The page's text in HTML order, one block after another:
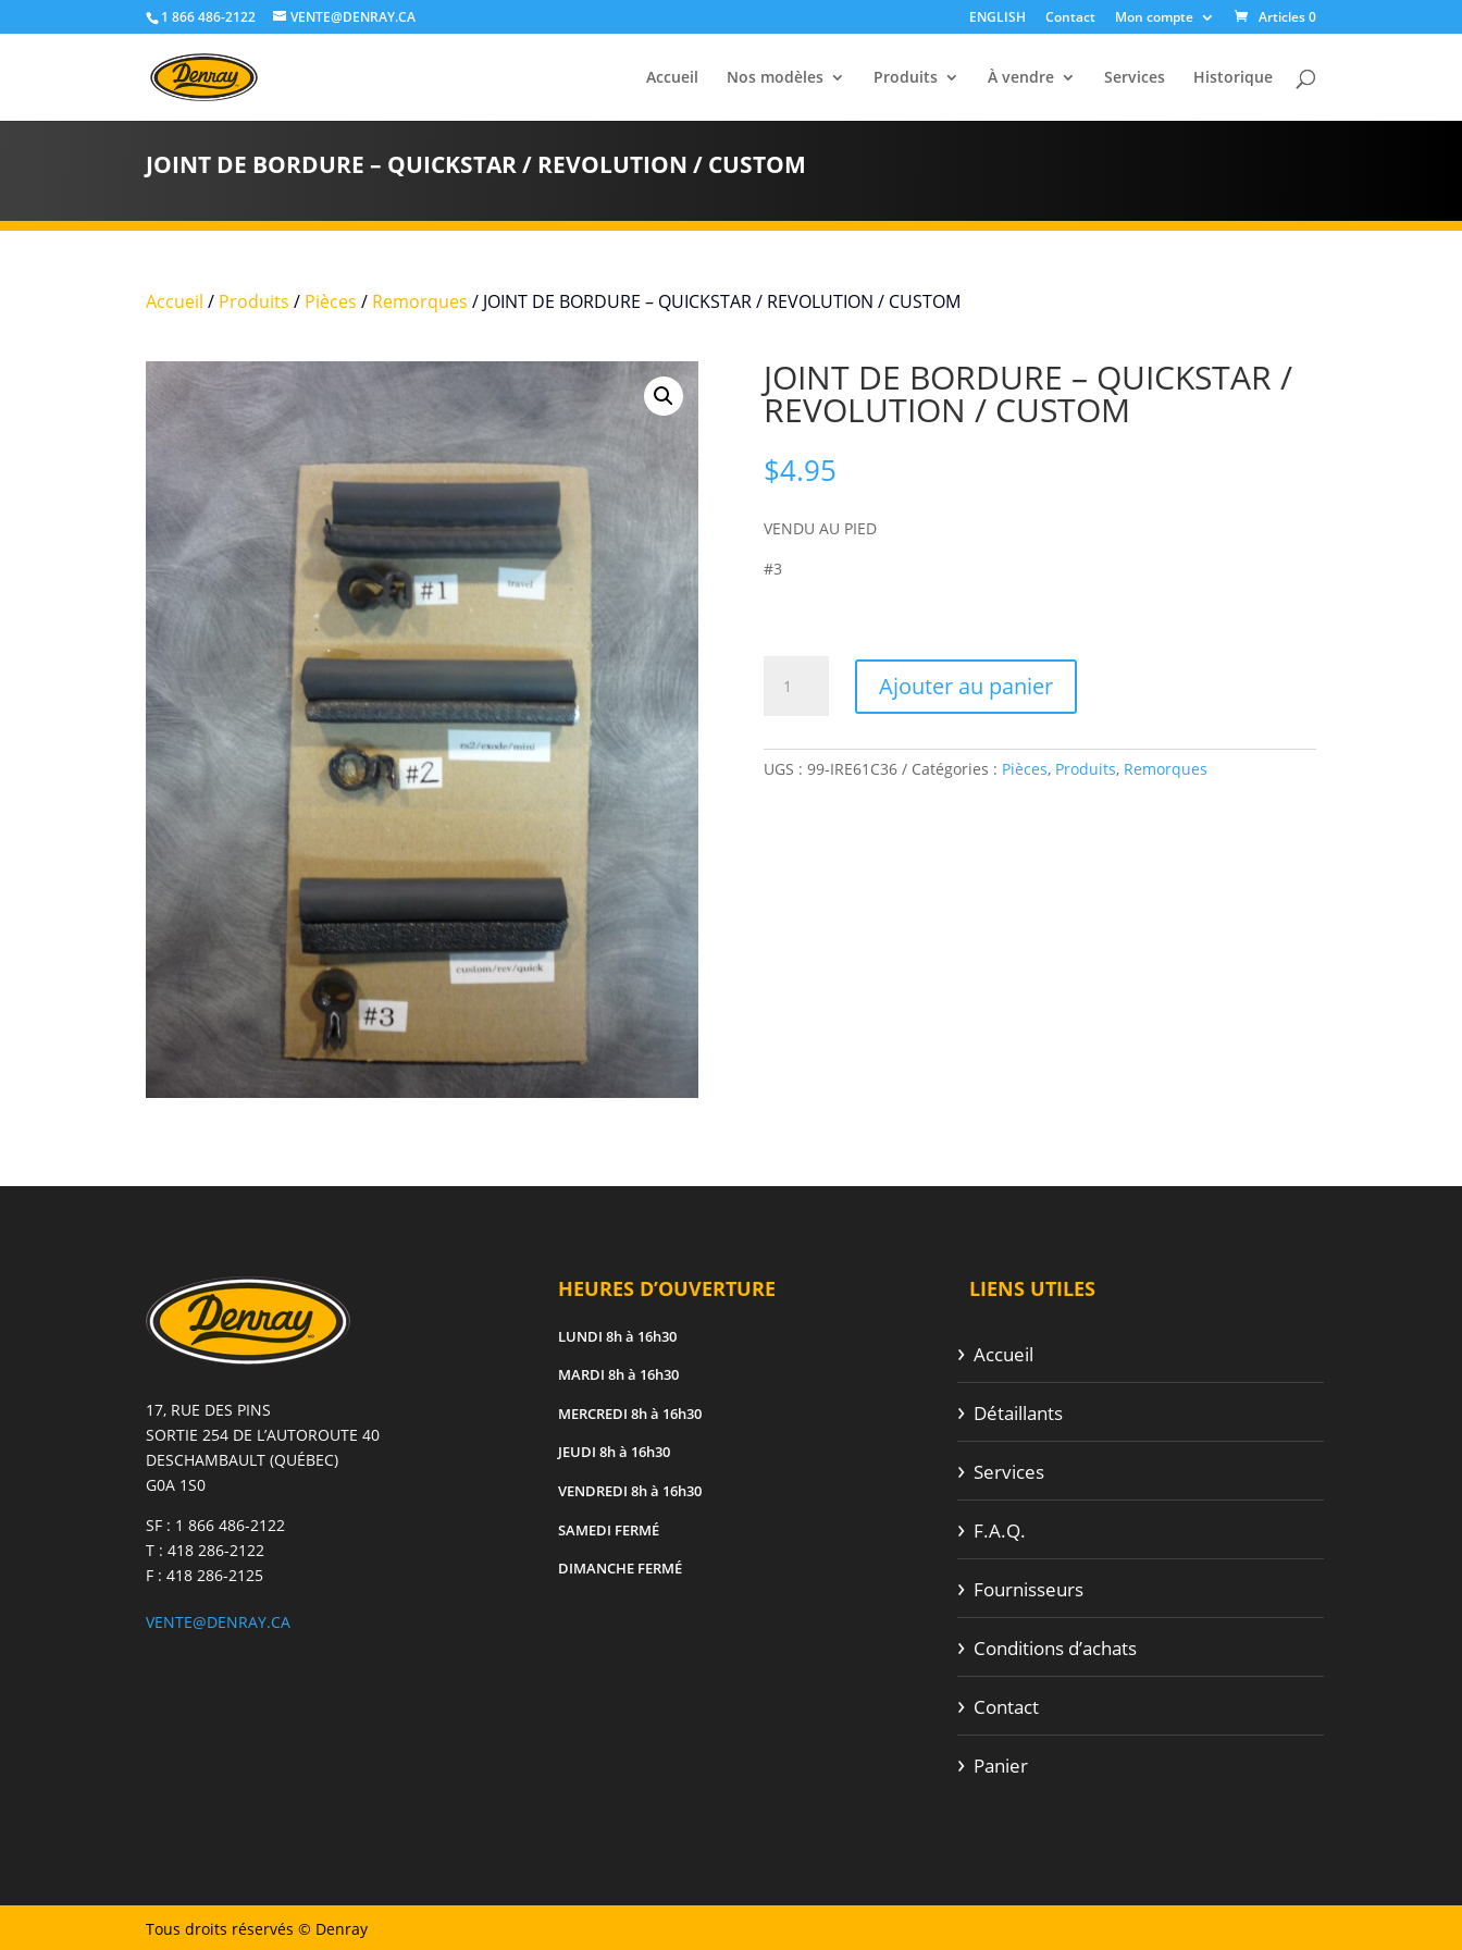
1 866 486-2122 VENTE@DENRAY.CA ENGLISH Contact Mon compte Articles 0
Accueil Nos modèles Produits À vendre Services Historique
JOINT DE BORDURE – QUICKSTAR / REVOLUTION / CUSTOM
Accueil / Produits / Pièces / Remorques / JOINT DE BORDURE – QUICKSTAR / REVOLUTION / CUSTOM
JOINT DE BORDURE – QUICKSTAR /
REVOLUTION / CUSTOM
$4.95
VENDU AU PIED
#3
BORDURE
Ajouter au panier
UGS : 99-IRE61C36 Catégories : Pièces, Produits, Remorques
17, RUE DES PINS
SORTIE 254 DE L’AUTOROUTE 40
DESCHAMBAULT (QUÉBEC)
G0A 1S0
SF : 1 866 486-2122
T : 418 286-2122
F : 418 286-2125
VENTE@DENRAY.CA
HEURES D’OUVERTURE
LUNDI 8h à 16h30
MARDI 8h à 16h30
MERCREDI 8h à 16h30
JEUDI 8h à 16h30
VENDREDI 8h à 16h30
SAMEDI FERMÉ
DIMANCHE FERMÉ
LIENS UTILES
Accueil
Détaillants
Services
F.A.Q.
Fournisseurs
Conditions d’achats
Contact
Panier
Tous droits réservés © Denray